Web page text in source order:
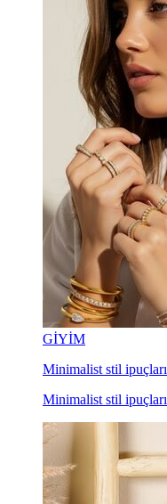
GİYİM
Minimalist stil ipuçları
Minimalist stil ipuçları